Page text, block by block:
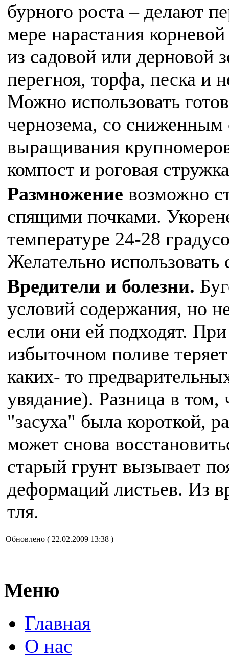
бурного роста – делают
мере нарастания
из садовой или дерновой
перегноя, торфа, песка и
Можно использовать
чернозема, со
выращивания
компост и роговая
Размножение возможно
спящими почками.
температуре 24-28
Желательно
Вредители и болезни.
условий содержания, но
если они ей подходят.
избыточном поливе
каких- то
увядание). Разница в том,
"засуха" была короткой,
может снова
старый грунт вызывает
деформаций листьев. Из
тля.
Обновлено ( 22.02.2009 13:38 )
Меню
Главная
О нас